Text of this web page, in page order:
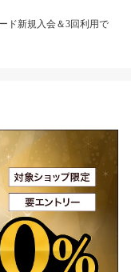
ド新規入会＆3回利用で